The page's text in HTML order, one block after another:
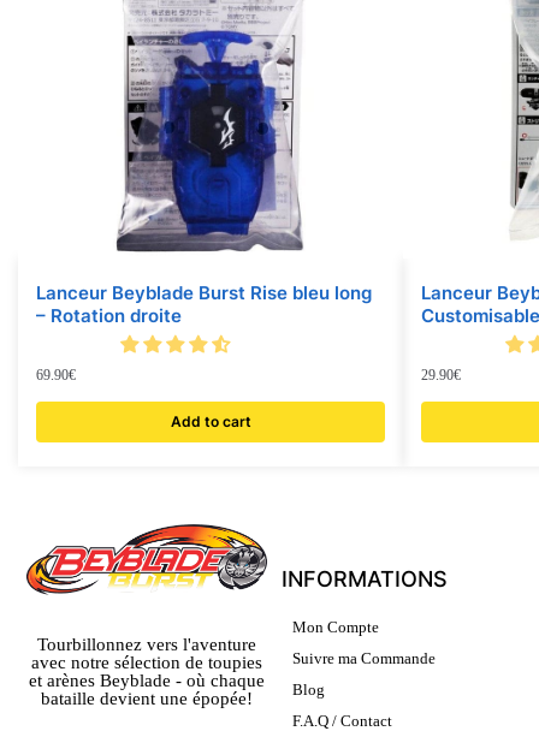
Lanceur Beyblade Burst Rise bleu long
– Rotation droite
69.90€
Add to cart
Lanceur
Customisable
29.90€
Tourbillonnez vers l'aventure
avec notre sélection de toupies
et arènes Beyblade - où chaque
bataille devient une épopée!
INFORMATIONS
Mon Compte
Suivre ma Commande
Blog
F.A.Q / Contact